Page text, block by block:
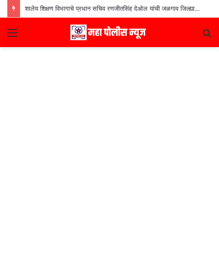
शालेय शिक्षण विभागाचे प्रधान सचिव रणजीतसिंह देओल यांची जळगाव जिल्ह्यातील शाळांना भेट
Menu